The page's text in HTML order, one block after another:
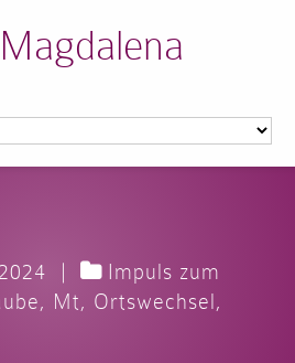
|
Impuls zum
, Mt, Ortswechsel,